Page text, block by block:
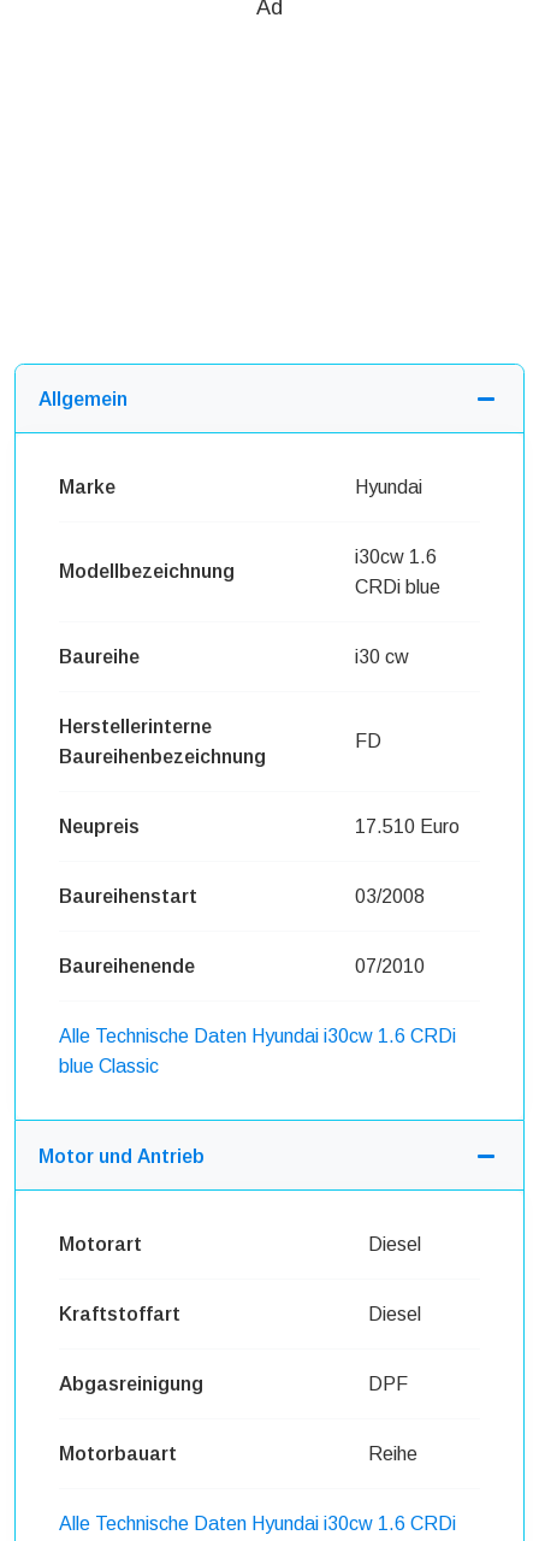
Ad
Allgemein
Marke Hyundai
Modellbezeichnung
i30cw 1.6
CRDi blue
Baureihe i30 cw
Herstellerinterne
Baureihenbezeichnung
FD
Neupreis 17.510 Euro
Baureihenstart 03/2008
Baureihenende 07/2010
Alle Technische Daten Hyundai i30cw 1.6 CRDi
blue Classic
Motor und Antrieb
Motorart Diesel
Kraftstoffart Diesel
Abgasreinigung DPF
Motorbauart Reihe
Alle Technische Daten Hyundai i30cw 1.6 CRDi